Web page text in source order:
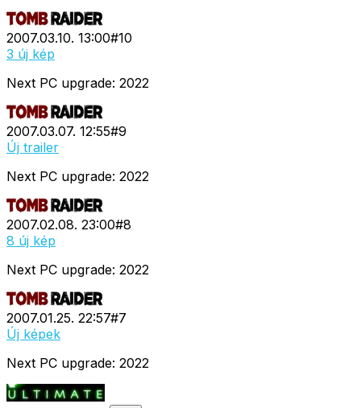
2007.03.10. 13:00#10
3 új kép
Next PC upgrade: 2022
2007.03.07. 12:55#9
Új trailer
Next PC upgrade: 2022
2007.02.08. 23:00#8
8 új kép
Next PC upgrade: 2022
2007.01.25. 22:57#7
Új képek
Next PC upgrade: 2022